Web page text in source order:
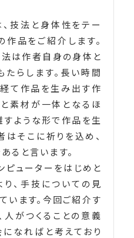
技法と身体性をテー
品をご紹介します。
法は作者自身の身体と
らします。長い時間
て作品を生み出す作
素材が一体となるほ
すような形で作品を生
はそこに祈りを込め、
ると言います。
ピューターをはじめと
、手技についての見
います。今回ご紹介す
人がつくることの意義
なればと考えており